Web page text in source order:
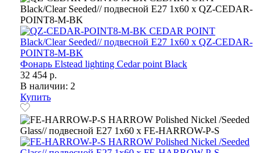
Фонарь Elstead lighting Cedar point Black
32 454 р.
В наличии: 2
Купить